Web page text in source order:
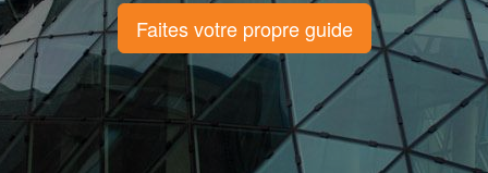
Faites votre propre guide